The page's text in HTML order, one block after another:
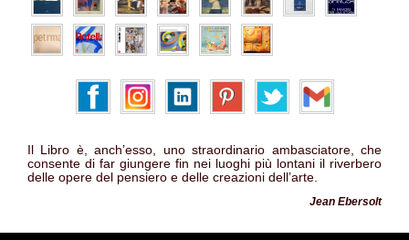
Il Libro è, anch’esso, uno straordinario ambasciatore, che
consente di far giungere fin nei luoghi più lontani il riverbero
delle opere del pensiero e delle creazioni dell’arte.
Jean Ebersolt